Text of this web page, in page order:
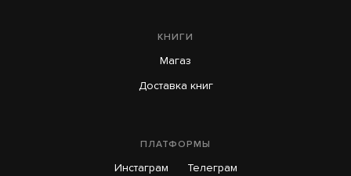
КНИГИ
Магаз
Доставка книг
ПЛАТФОРМЫ
Инстаграм
Телеграм